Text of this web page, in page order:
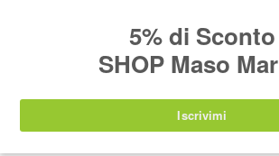
IT EN DE
nuovamente disponibili a partire da
agosto 2026.